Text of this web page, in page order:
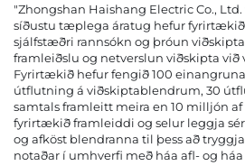
"Zhongshan Haishang Electric Co., Ltd.
síðustu tæplega áratug hefur
sjálfstæðri rannsókn og þróun
framleiðslu og netverslun viðskipta við
Fyrirtækið hefur fengið 100
útflutning á viðskiptablendrum, 30
samtals framleitt meira en 10 milljón
fyrirtækið framleiddi og selur leggja
og afköst blendranna til þess að
notaðar í umhverfi með háa afl- og